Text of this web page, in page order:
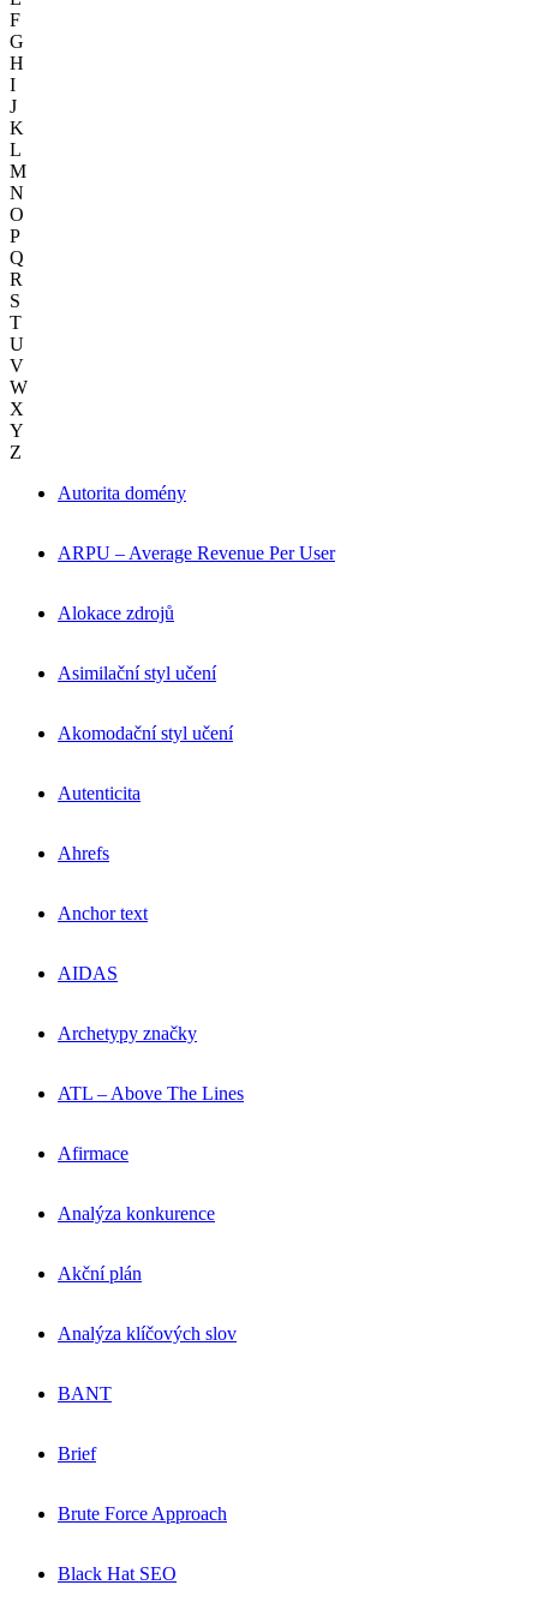
F
G
H
I
J
K
L
M
N
O
P
Q
R
S
T
U
V
W
X
Y
Z
Autorita domény
ARPU – Average Revenue Per User
Alokace zdrojů
Asimilační styl učení
Akomodační styl učení
Autenticita
Ahrefs
Anchor text
AIDAS
Archetypy značky
ATL – Above The Lines
Afirmace
Analýza konkurence
Akční plán
Analýza klíčových slov
BANT
Brief
Brute Force Approach
Black Hat SEO